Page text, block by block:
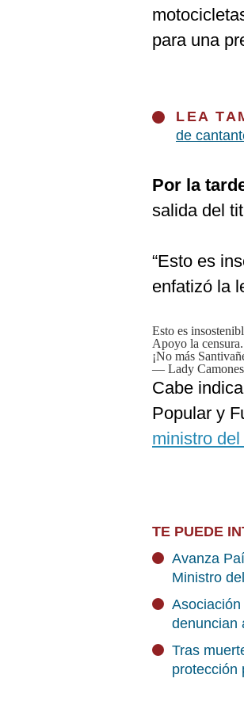
para una
LEA
de
Por la
salida del
“Esto es
enfatizó la
Esto es
Apoyo la censura.
¡No más
— Lady
Cabe
Popular y
ministro
TE PUEDE
Avanza
Ministro
denuncian
Tras
protección